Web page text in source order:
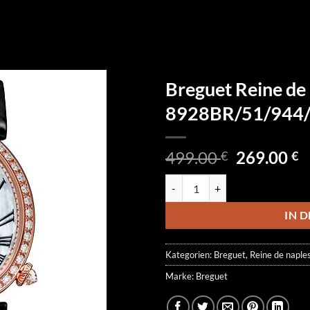
Breguet Reine
8928BR/51/
499.00€
499.00 €
269.00€
IN
Kategorien: Breguet, Reine de naples
Marke: Breguet